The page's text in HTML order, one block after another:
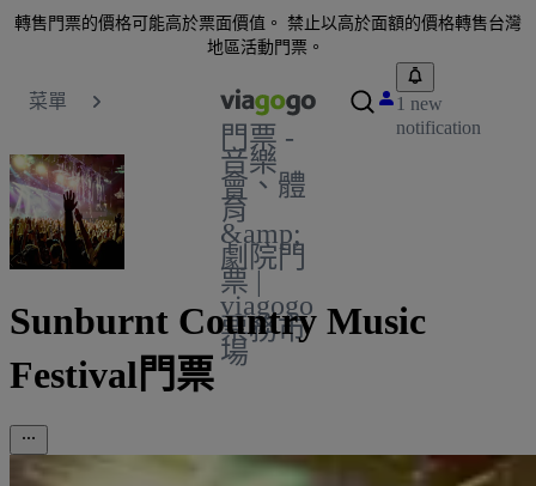
轉售門票的價格可能高於票面價值。 禁止以高於面額的價格轉售台灣
地區活動門票。
菜單
門票 -
音樂
會、體
育
&amp;
劇院門
票 |
viagogo
票務市
場
1 new
notification
Sunburnt Country Music
Festival門票